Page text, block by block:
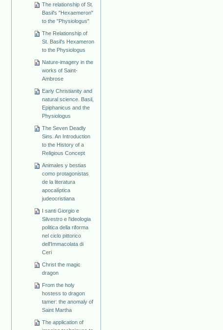
The relationship of St.
Basil's "Hexaemeron"
to the "Physiologus"
The Relationship of
St. Basil's Hexameron
to the Physiologus
Nature-imagery in the
works of Saint-
Ambrose
Early Christianity and
natural science. Basil,
Epiphanicus and the
Physiologus
The Seven Deadly
Sins. An Introduction
to the History of a
Religious Concept
Animales y bestias
como protagonistas
de la literatura
apocalíptica
judeocristiana
I santi Giorgio e
Silvestro e l'ideologia
politica della riforma
nel ciclo pittorico
dell'Immacolata di
Ceri
Christ the magic
dragon
From the holy
hostess to dragon
tamer: the anomaly of
Saint Martha
The application of